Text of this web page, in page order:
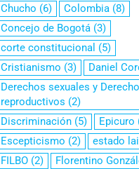
Chucho (6) Colombia(8)
Concejo de Bogotá(3)
corte constitucional (5)
Cristianismo (3) Daniel
Derechos sexuales y
reproductivos (2)
Discriminación(5) Epicuro
Escepticismo (2) estado
FILBO(2) Florentino